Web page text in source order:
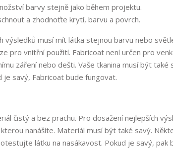
barvy stejně jako během projektu.
a zhodnoťte krytí, barvu a povrch.
výsledků musí mít látka stejnou barvu nebo
pro vnitřní použití. Fabricoat není určen pro
záření nebo dešti. Vaše tkanina musí být
je savý, Fabricoat bude fungovat.
čistý a bez prachu. Pro dosažení nejlepších
nanášíte. Materiál musí být také savý.
látku na nasákavost. Pokud je savý, pak